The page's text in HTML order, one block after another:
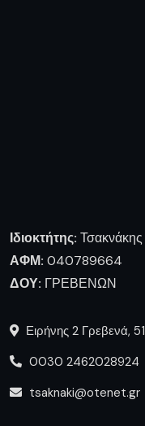
Ιδιοκτήτης:
ΑΦΜ: 040789664
ΔΟΥ: ΓΡΕΒΕΝΩΝ
Ειρήνης 2 Γρεβενά,
0030 2462028924
tsaknaki@otenet.gr